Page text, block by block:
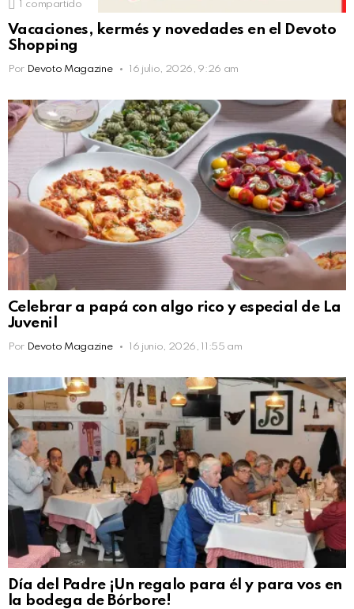
1 compartido
Vacaciones, kermés y novedades en el Devoto
Shopping
Por Devoto Magazine 16 julio, 2026, 9:26 am
Celebrar a papá con algo rico y especial de La
Juvenil
Por Devoto Magazine 16 junio, 2026, 11:55 am
Día del Padre ¡Un regalo para él y para vos en
la bodega de Bórbore!